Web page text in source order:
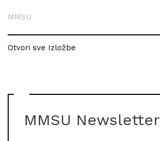
MMSU
Otvori sve Izložbe
MMSU Newsletter